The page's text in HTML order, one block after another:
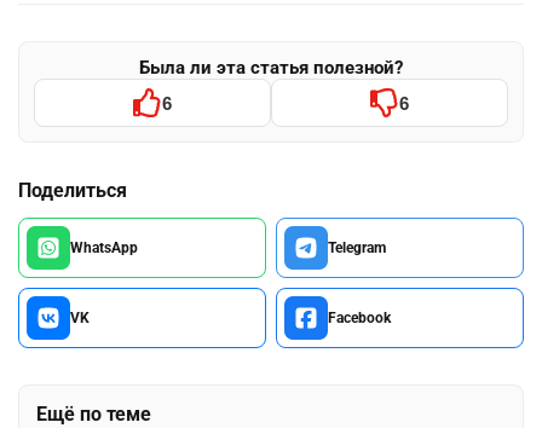
Была ли эта статья полезной?
6 6
Поделиться
WhatsApp Telegram
VK Facebook
Ещё по теме